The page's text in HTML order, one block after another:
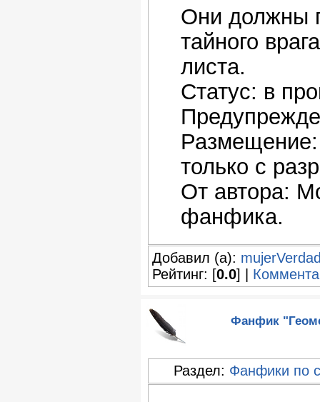
Они должны
тайного
листа.
Статус: в
только с
От автора:
фанфика.
Добавил (а):
Рейтинг: [0.0] |
Фанфик
Раздел: Фанфики по